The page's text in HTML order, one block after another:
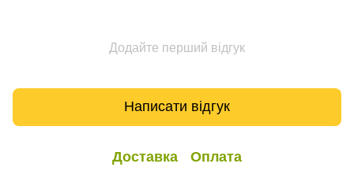
Додайте перший відгук
Написати відгук
Доставка Оплата